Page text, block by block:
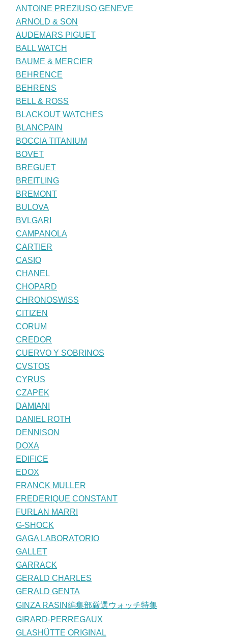
ANTOINE PREZIUSO GENEVE
ARNOLD & SON
AUDEMARS PIGUET
BALL WATCH
BAUME & MERCIER
BEHRENCE
BEHRENS
BELL & ROSS
BLACKOUT WATCHES
BLANCPAIN
BOCCIA TITANIUM
BOVET
BREGUET
BREITLING
BREMONT
BULOVA
BVLGARI
CAMPANOLA
CARTIER
CASIO
CHANEL
CHOPARD
CHRONOSWISS
CITIZEN
CORUM
CREDOR
CUERVO Y SOBRINOS
CVSTOS
CYRUS
CZAPEK
DAMIANI
DANIEL ROTH
DENNISON
DOXA
EDIFICE
EDOX
FRANCK MULLER
FREDERIQUE CONSTANT
FURLAN MARRI
G-SHOCK
GAGA LABORATORIO
GALLET
GARRACK
GERALD CHARLES
GERALD GENTA
GINZA RASIN編集部厳選ウォッチ特集
GIRARD-PERREGAUX
GLASHÜTTE ORIGINAL